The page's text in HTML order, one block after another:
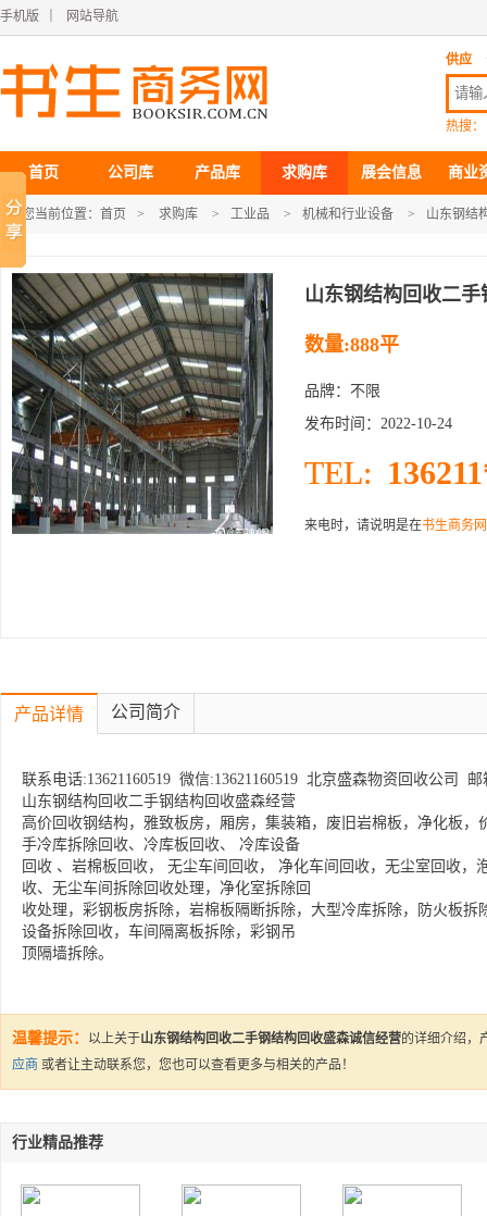
手机版 网站导航
供应
热搜：
首页 公司库 产品库 求购库 展会信息 商业
您当前位置： 首页 > 求购库 > 工业品 > 机械和行业设备 > 山东钢结
山东钢结构回收二
数量:888平
品牌：不限
发布时间：2022-10-24
TEL:
来电时，请说明是在书生商务网
产品详情 公司简介
联系电话:13621160519 微信:13621160519 北京盛森物资回收公司 邮
山东钢结构回收二手钢结构回收盛森经营
高价回收钢结构，雅致板房，厢房，集装箱，废旧岩棉板，净化板
手冷库拆除回收、冷库板回收、 冷库设备
回收 、岩棉板回收， 无尘车间回收， 净化车间回收，无尘室回收，
收、无尘车间拆除回收处理，净化室拆除回
收处理，彩钢板房拆除，岩棉板隔断拆除，大型冷库拆除，防火板
设备拆除回收，车间隔离板拆除，彩钢吊
顶隔墙拆除。
温馨提示： 以上关于山东钢结构回收二手钢结构回收盛森诚信经营的详细介绍，
应商 或者让主动联系您，您也可以查看更多与相关的产品！
行业精品推荐